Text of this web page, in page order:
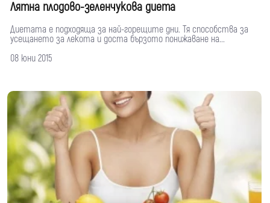
Лятна плодово-зеленчукова диета
Диетата е подходяща за най-горещите дни. Тя способства за
усещането за лекота и доста бързото понижаване на...
08 юни 2015